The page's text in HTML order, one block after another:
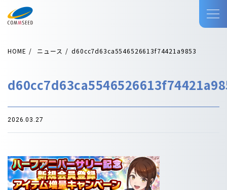
HOME ニュース d60cc7d63ca5546526613f74421a9853
2026.03.27